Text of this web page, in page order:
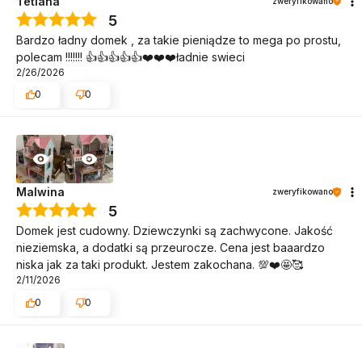
5
Bardzo ładny domek , za takie pieniądze to mega po prostu,
polecam !!!!!!! 👍👍👍👍👍❤️❤️❤️ładnie swieci
2/26/2026
0
0
Malwina zweryfikowano
5
Domek jest cudowny. Dziewczynki są zachwycone. Jakość
nieziemska, a dodatki są przeurocze. Cena jest baaardzo
niska jak za taki produkt. Jestem zakochana. 💯❤️🤩🥰
2/11/2026
0
0